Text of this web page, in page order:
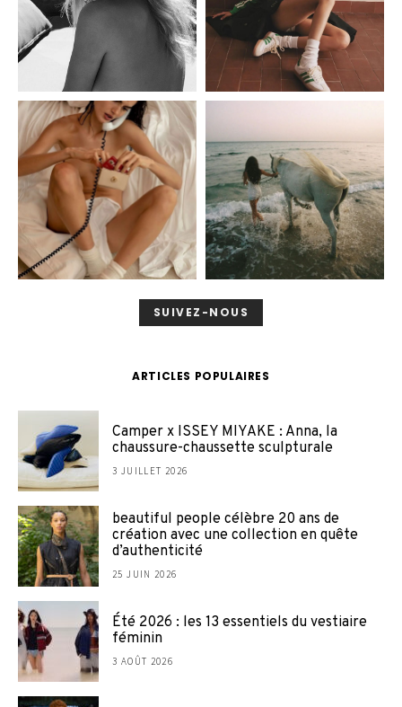
SUIVEZ-NOUS
ARTICLES POPULAIRES
Camper x ISSEY MIYAKE : Anna, la
chaussure-chaussette sculpturale
3 JUILLET 2026
beautiful people célèbre 20 ans de
création avec une collection en quête
d’authenticité
25 JUIN 2026
Été 2026 : les 13 essentiels du vestiaire
féminin
3 AOÛT 2026